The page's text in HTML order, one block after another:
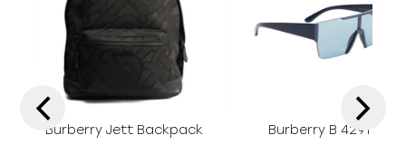
Burberry Jett Backpack Burberry B 4291
‹ ›